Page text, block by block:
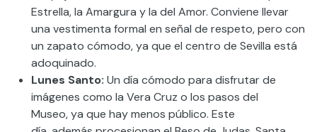
Estrella, la Amargura y la del Amor. Conviene llevar
una vestimenta formal en señal de respeto,pero con
un zapato cómodo,ya que el centro de Sevilla está
adoquinado.
Lunes Santo: Un día cómodo para disfrutar de
imágenes como la Vera Cruz o los pasos del
Museo,ya que hay menos público. Este